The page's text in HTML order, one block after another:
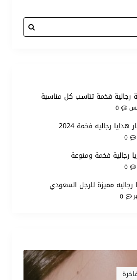
رجالية فخمة تناسب كل مناسبة
0
هدايا رجاليه فخمة 2024
0
رجالية فخمة ومنوعة
0
رجاليه مميزة للرجل السعودي
0